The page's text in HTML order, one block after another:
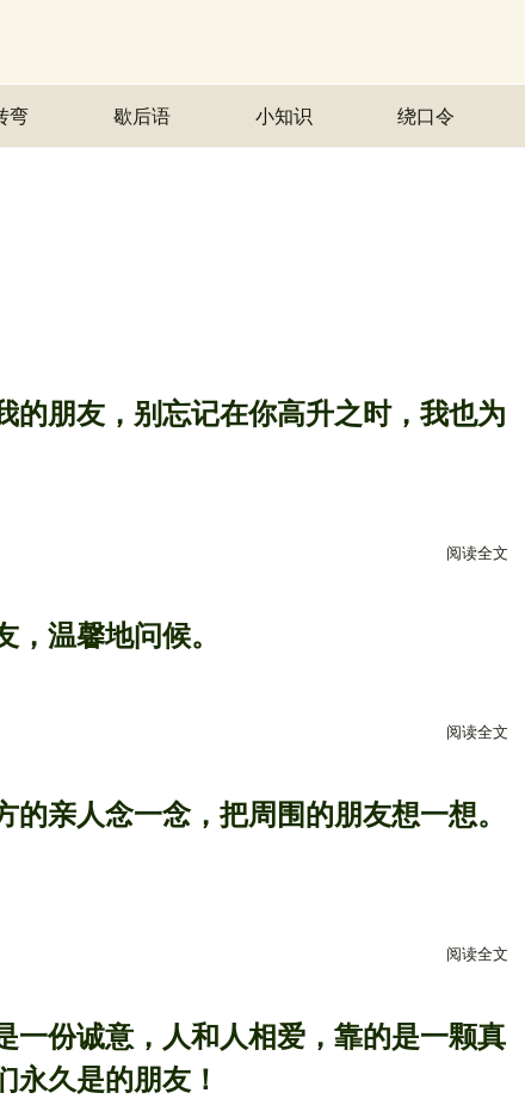
弯 歇后语 小知识 绕口令
朋友，别忘记在你高升之时，我也为
阅读全文
温馨地问候。
阅读全文
亲人念一念，把周围的朋友想一想。
阅读全文
一份诚意，人和人相爱，靠的是一颗真
久是的朋友！